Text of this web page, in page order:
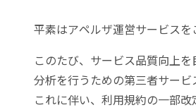
平素はアペルザ運営サービスを
このたび、サービス品質向上
分析を行うための第三者サービ
これに伴い、利用規約の一部改